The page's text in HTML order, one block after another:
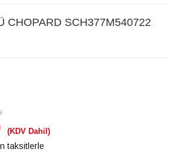
CHOPARD SCH377M540722
(KDV Dahil)
taksitlerle